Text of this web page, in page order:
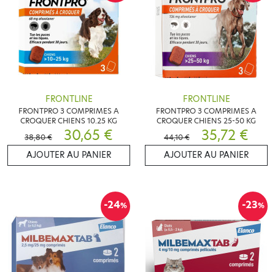
FRONTLINE
FRONTPRO 3 COMPRIMES A
CROQUER CHIENS 10.25 KG
38,80 €
30,65 €
AJOUTER AU PANIER
FRONTLINE
FRONTPRO 3 COMPRIMES A
CROQUER CHIENS 25-50 KG
44,10 €
35,72 €
AJOUTER AU PANIER
-24% -23%